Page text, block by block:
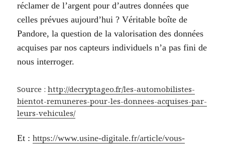
réclamer de l’argent pour d’autres données que
celles prévues aujourd’hui ? Véritable boîte de
Pandore, la question de la valorisation des données
acquises par nos capteurs individuels n’a pas fini de
nous interroger.
Source :http://decryptageo.fr/les-automobilistes-
bientot-remuneres-pour-les-donnees-acquises-par-
leurs-vehicules/
Et :https://www.usine-digitale.fr/article/vous-